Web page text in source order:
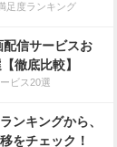
足度ランキング
信サービスお
徹底比較】
ビス20選
ンキングから、
をチェック！